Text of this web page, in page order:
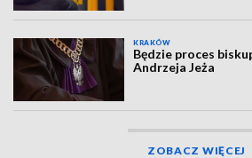
KRAKÓW
Będzie proces
Andrzeja Jeża
ZOBACZ WIĘCEJ